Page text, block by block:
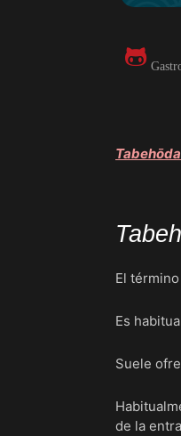
El término
Es
Suele
de la